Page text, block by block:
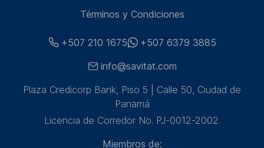
Términos y Condiciones
+507 210 1675
+507 6379 3885
info@savitat.com
Plaza Credicorp Bank, Piso 5 | Calle 50, Ciudad de
Panamá
Licencia de Corredor No. PJ-0012-2002.
Miembros de: